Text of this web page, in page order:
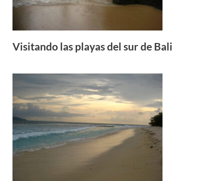
Visitando las playas del sur de Bali